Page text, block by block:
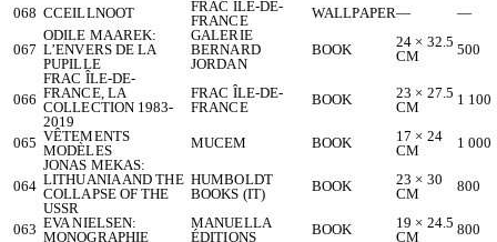
068 CCEILLNOOT
FRAC ÎLE-DE-
FRANCE
WALLPAPER— —
067
ODILE MAAREK:
L’ENVERS DE LA
PUPILLE
GALERIE
BERNARD
JORDAN
BOOK
24 × 32.5
CM
500
066
FRAC ÎLE-DE-
FRANCE, LA
COLLECTION 1983-
2019
FRAC ÎLE-DE-
FRANCE
BOOK
23 × 27.5
CM
1 100
065 VÊTEMENTS
MODÈLES
MUCEM BOOK
17 × 24
CM
1 000
064
JONAS MEKAS:
LITHUANIA AND THE
COLLAPSE OF THE
USSR
HUMBOLDT
BOOKS (IT)
BOOK
23 × 30
CM
800
063 EVA NIELSEN:
MONOGRAPHIE
MANUELLA
ÉDITIONS
BOOK
19 × 24.5
CM
800